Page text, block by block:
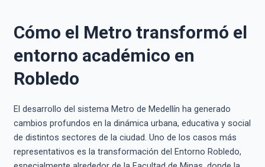
Cómo el Metro transformó el
entorno académico en
Robledo
El desarrollo del sistema Metro de Medellín ha generado
cambios profundos en la dinámica urbana, educativa y social
de distintos sectores de la ciudad. Uno de los casos más
representativos es la transformación del Entorno Robledo,